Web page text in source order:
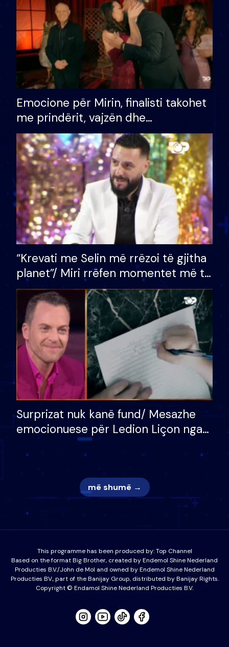
Emocione për Mirin, finalisti takohet
me prindërit, vajzën dhe
bashkëshorten: S’kemi ndonjë letër
divorci apo jo?
“Krevati me Selin më rrëzoi të gjitha
planet”/ Miri rrëfen momentet më të
bukura në shtëpinë e BB VIP: Do më
mungojë zilja e mëngjesit kur…
Surprizat nuk kanë fund/ Mesazhe
emocionuese për Ledion Liçon nga
nëna dhe fëmijët e tij, moderatori
nuk i mban dot lotët: Nuk meritoj…
më shumë →
This programme has been produced by:Top Channel
Based on the format Big Brother, created by Endemol Shine Nederland
Producties B.V./John de Mol and owned by Endemol Shine Nederland
Producties BV., part of the Banijay Group, distributed by Banijay Rights.
Copyright © Endamol Shine Nederland Producties B.V.